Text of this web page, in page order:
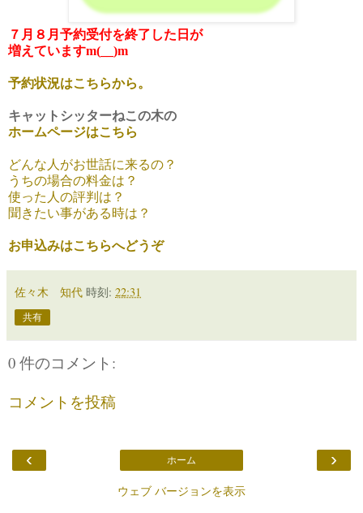
７月８月予約受付を終了した日が
増えていますm(__)m
予約状況はこちらから。
キャットシッターねこの木の
ホームページはこちら
どんな人がお世話に来るの？
うちの場合の料金は？
使った人の評判は？
聞きたい事がある時は？
お申込みはこちらへどうぞ
佐々木 知代 時刻: 22:31
共有
0 件のコメント:
コメントを投稿
‹ ›
ホーム
ウェブ バージョンを表示